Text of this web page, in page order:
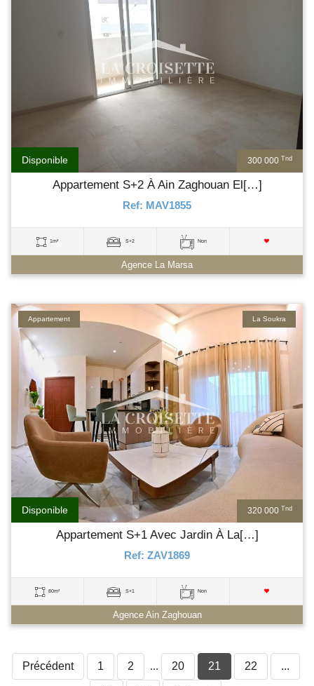
300 000 Tnd
Disponible
Appartement S+2 À Ain Zaghouan El[…]
Ref: MAV1855
1m² S+2 Non
Agence La Marsa
320 000 Tnd
Disponible
La Soukra
Appartement
Appartement S+1 Avec Jardin À La[…]
Ref: ZAV1869
80m² S+1 Non
Agence Ain Zaghouan
Précédent 1 2 ... 20 21 22 ...